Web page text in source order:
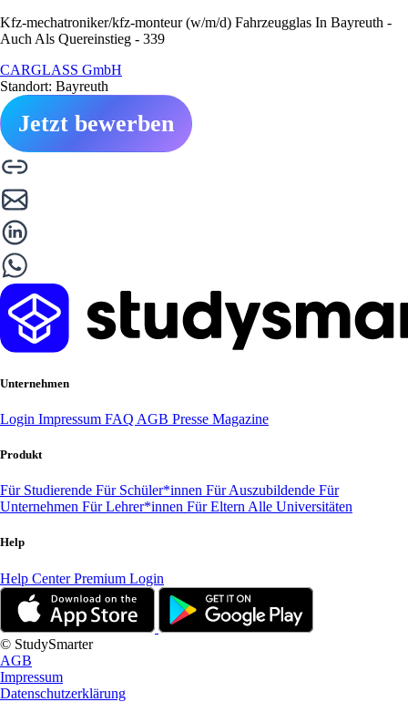
Kfz-mechatroniker/kfz-monteur (w/m/d) Fahrzeugglas In Bayreuth -
Auch Als Quereinstieg - 339
CARGLASS GmbH
Standort: Bayreuth
Jetzt bewerben
Unternehmen
Login Impressum FAQ AGB Presse Magazine
Produkt
Für Studierende Für Schüler*innen Für Auszubildende Für
Unternehmen Für Lehrer*innen Für Eltern Alle Universitäten
Help
Help CenterPremium Login
© StudySmarter
AGB
Impressum
Datenschutzerklärung